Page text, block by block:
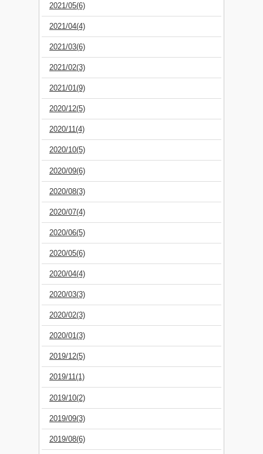
2021/05(6)
2021/04(4)
2021/03(6)
2021/02(3)
2021/01(9)
2020/12(5)
2020/11(4)
2020/10(5)
2020/09(6)
2020/08(3)
2020/07(4)
2020/06(5)
2020/05(6)
2020/04(4)
2020/03(3)
2020/02(3)
2020/01(3)
2019/12(5)
2019/11(1)
2019/10(2)
2019/09(3)
2019/08(6)